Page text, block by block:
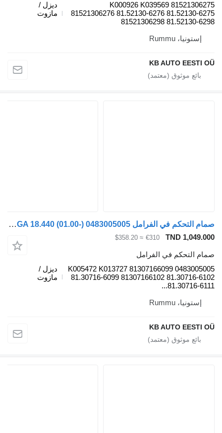
K000926 K039569
81521306276 81.52130-6276 81.52130-
81521306298 81.52130-
ديزل /
مازوت
إستونيا، Rummu
KB AUTO EESTI
صمام التحكم في الفرامل Knorr-Bremse TGA 18.440 (01.00-) 0483005005 لـ الشاحنات MAN 4-series, TGA (1993-2009)
TND
€310
≈ $358.20
التحكم في الفرامل
0483005005 K005472 K013727 81307166099
81.30716-6099 81307166102 81.30716-
81.30716-
ديزل /
مازوت
إستونيا، Rummu
KB AUTO EESTI